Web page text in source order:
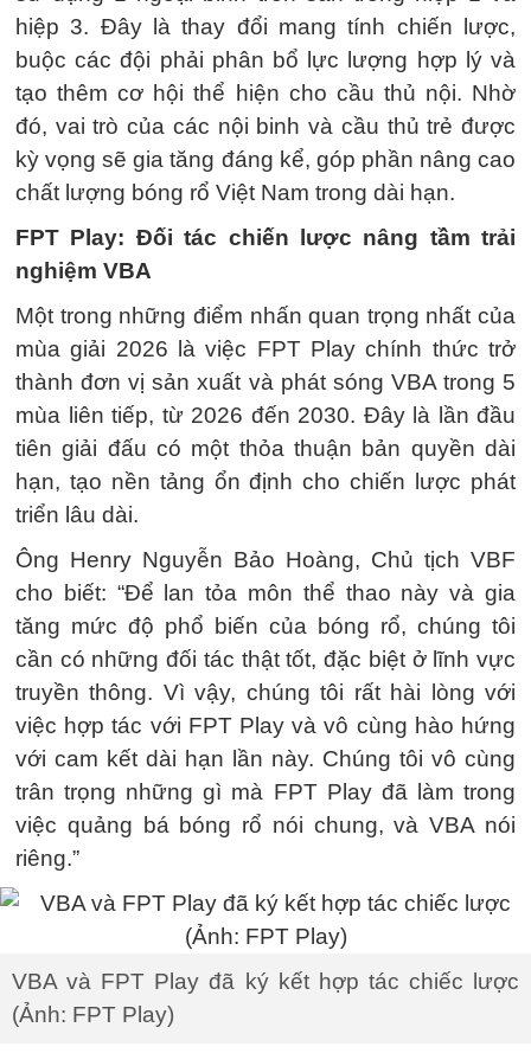
hiệp 3. Đây là thay đổi mang tính chiến lược,
buộc các đội phải phân bổ lực lượng hợp lý và
tạo thêm cơ hội thể hiện cho cầu thủ nội. Nhờ
đó, vai trò của các nội binh và cầu thủ trẻ được
kỳ vọng sẽ gia tăng đáng kể, góp phần nâng cao
chất lượng bóng rổ Việt Nam trong dài hạn.
FPT Play: Đối tác chiến lược nâng tầm trải
nghiệm VBA
Một trong những điểm nhấn quan trọng nhất của
mùa giải 2026 là việc FPT Play chính thức trở
thành đơn vị sản xuất và phát sóng VBA trong 5
mùa liên tiếp, từ 2026 đến 2030. Đây là lần đầu
tiên giải đấu có một thỏa thuận bản quyền dài
hạn, tạo nền tảng ổn định cho chiến lược phát
triển lâu dài.
Ông Henry Nguyễn Bảo Hoàng, Chủ tịch VBF
cho biết: “Để lan tỏa môn thể thao này và gia
tăng mức độ phổ biến của bóng rổ, chúng tôi
cần có những đối tác thật tốt, đặc biệt ở lĩnh vực
truyền thông. Vì vậy, chúng tôi rất hài lòng với
việc hợp tác với FPT Play và vô cùng hào hứng
với cam kết dài hạn lần này. Chúng tôi vô cùng
trân trọng những gì mà FPT Play đã làm trong
việc quảng bá bóng rổ nói chung, và VBA nói
riêng.”
VBA và FPT Play đã ký kết hợp tác chiếc lược
(Ảnh: FPT Play)